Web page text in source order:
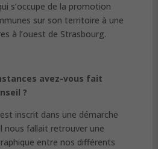
s’occupe de la promotion
sur son territoire à une
à l’ouest de Strasbourg.
avez-vous fait
?
inscrit dans une démarche
nous fallait retrouver une
entre nos différents